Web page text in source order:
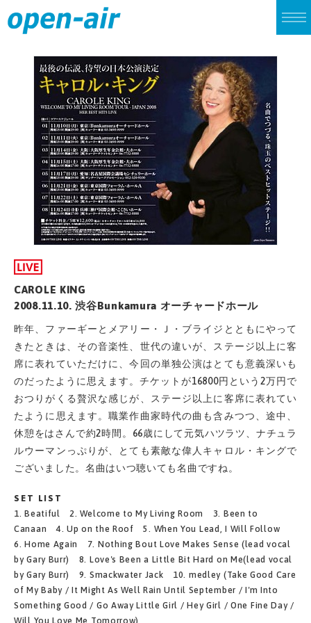
LIVE
CINEMA
ALBUM
SINGLE
ARCHIVES
CAROLE KING
2008.11.10. 渋谷Bunkamura オーチャードホール
昨年、ファーギーとメアリー・Ｊ・ブライジとともにやって
きたときは、その音楽性、世代の違いが、ステージ以上に客
席に表れていただけに、今回の単独公演はとても意義深いも
のだったように思えます。チケットが16800円という2万円で
おつりがくる贅沢な感じが、ステージ以上に客席に表れてい
たように思えます。職業作曲家時代の曲も含みつつ、途中、
休憩をはさんで約2時間。66歳にして元気ハツラツ、ナチュラ
ルウーマンっぷりが、とても素敵な偉人キャロル・キングで
ございました。名曲はいつ聴いても名曲ですね。
SET LIST
1. Beatiful 2. Welcome to My Living Room 3. Been to
Canaan 4. Up on the Roof 5. When You Lead, I Will Follow
6. Home Again 7. Nothing Bout Love Makes Sense (lead vocal
by Gary Burr) 8. Love's Been a Little Bit Hard on Me(lead vocal
by Gary Burr) 9. Smackwater Jack 10. medley (Take Good Care
of My Baby / It Might As Well Rain Until September / I'm Into
Something Good / Go Away Little Girl / Hey Girl / One Fine Day /
Will You Love Me Tomorrow)